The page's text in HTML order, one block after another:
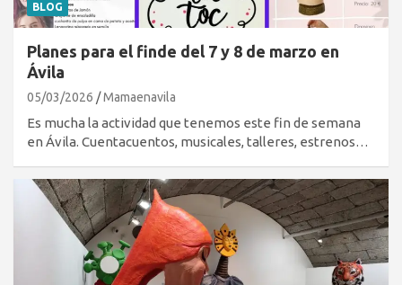
BLOG
Planes para el finde del 7 y 8 de marzo en
Ávila
05/03/2026 Mamaenavila
Es mucha la actividad que tenemos este fin de semana
en Ávila. Cuentacuentos, musicales, talleres, estrenos…